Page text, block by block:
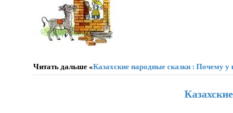
Читать дальше «Казахские народные сказки : Почему у